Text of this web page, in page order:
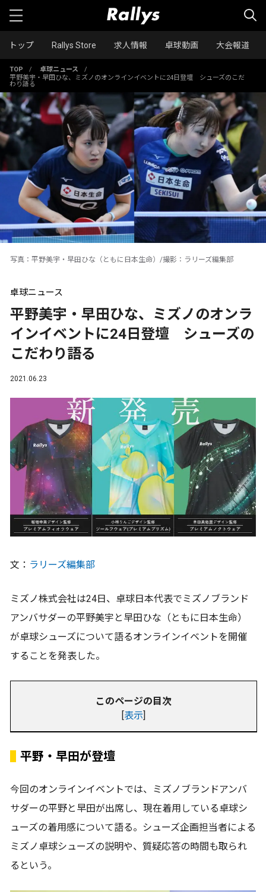
トップ Rallys Store 求人情報 卓球動画 大会報道
TOP / 卓球ニュース
/
平野美宇・早田ひな、ミズノのオンラインイベントに24日登壇 シューズのこだ
わり語る
写真：平野美宇・早田ひな（ともに日本生命）/撮影：ラリーズ編集部
卓球ニュース
平野美宇・早田ひな、ミズノのオンラ
インイベントに24日登壇 シューズの
こだわり語る
2021.06.23
文： ラリーズ編集部
ミズノ株式会社は24日、卓球日本代表でミズノブランド
アンバサダーの平野美宇と早田ひな（ともに日本生命）
が卓球シューズについて語るオンラインイベントを開催
することを発表した。
このページの目次
[表示]
平野・早田が登壇
今回のオンラインイベントでは、ミズノブランドアンバ
サダーの平野と早田が出席し、現在着用している卓球シ
ューズの着用感について語る。シューズ企画担当者による
ミズノ卓球シューズの説明や、質疑応答の時間も取られ
るという。